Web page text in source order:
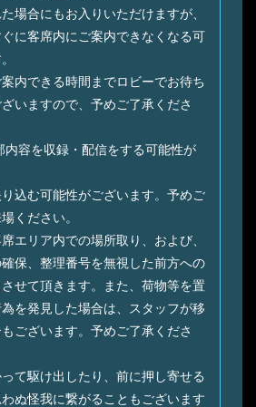
場合にもお⼊りいただけますが、
に客席内にご案内できなくなる可
内できる時間までロビーでお待ち
いますので、予めご了承くださ
容を収録・配信をする可能性が
込む可能性がございます。予めご
ください。
エリア内での場所取り、および、
保、整理番号を無視した前⽅への
せて頂きます。また、荷物等を置
を発⾒した場合は、スタッフが移
ございます。予めご了承くださ
て駆け出したり、前に押し寄せる
ぬ怪我に繋がることもございます